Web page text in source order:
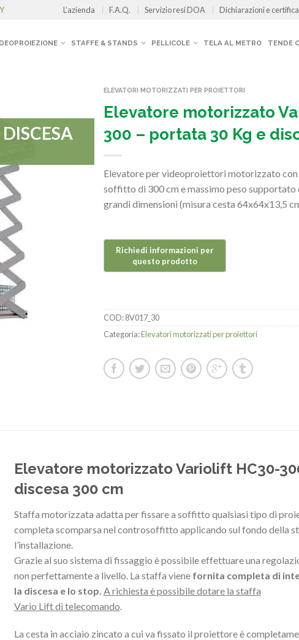
L’azienda F.A.Q. Servizio resi DOA Dichiarazioni e
STAFFE & STANDS PELLICOLE TELA AL METRO TENDE
ELEVATORI MOTORIZZATI PER PROIETTORI
Elevatore motorizzato
300 – portata 30 Kg e
Elevatore per videoproiettori motorizzato con
soffitto di 300 cm e massimo peso
grandi dimensioni (misura cesta 64x64x13,5
COD:8V017_30
Categoria:Elevatori motorizzati per proiettori
Elevatore motorizzato Variolift HC30-
discesa 300 cm
Staffa motorizzata adatta per fissare a soffitto qualsiasi tipo di
completa scomparsa nel controsoffitto applicando sul fondo della
l’installazione.
Grazie al suo sistema di fissaggio è possibile effettuare una
non perfettamente a livello. La staffa viene fornita completa di
la discesa e lo stop. A richiesta è possibile dotare la staffa
Vario Lift di telecomando
La cesta in acciaio zincato a cui va fissato il proiettore è